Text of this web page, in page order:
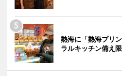
熱海に「熱海プリ
ラルキッチン備え